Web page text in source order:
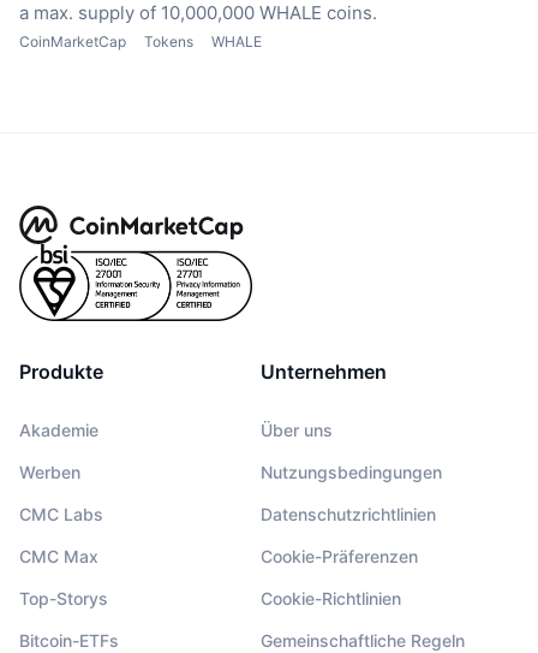
a max. supply of 10,000,000 WHALE coins.
CoinMarketCap Tokens WHALE
Produkte
Akademie
Werben
CMC Labs
CMC Max
Top-Storys
Bitcoin-ETFs
Unternehmen
Über uns
Nutzungsbedingungen
Datenschutzrichtlinien
Cookie-Präferenzen
Cookie-Richtlinien
Gemeinschaftliche Regeln